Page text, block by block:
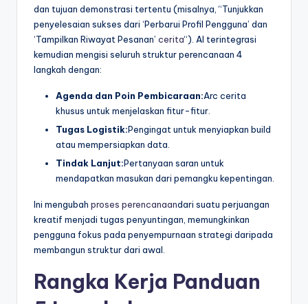
dan tujuan demonstrasi tertentu (misalnya, “Tunjukkan
penyelesaian sukses dari ‘Perbarui Profil Pengguna’ dan
‘Tampilkan Riwayat Pesanan’ cerita“). AI terintegrasi
kemudian mengisi seluruh struktur perencanaan 4
langkah dengan:
Agenda dan Poin Pembicaraan:Arc cerita
khusus untuk menjelaskan fitur-fitur.
Tugas Logistik:Pengingat untuk menyiapkan build
atau mempersiapkan data.
Tindak Lanjut:Pertanyaan saran untuk
mendapatkan masukan dari pemangku kepentingan.
Ini mengubah proses perencanaandari suatu perjuangan
kreatif menjadi tugas penyuntingan, memungkinkan
pengguna fokus pada penyempurnaan strategi daripada
membangun struktur dari awal.
Rangka Kerja Panduan